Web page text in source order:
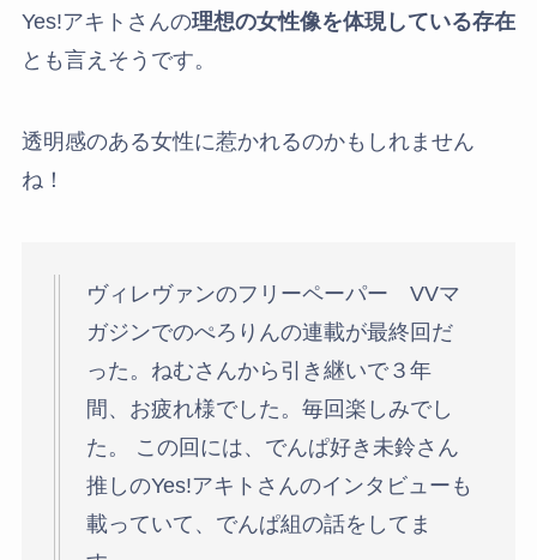
Yes!アキトさんの理想の女性像を体現している存在
とも言えそうです。
透明感のある女性に惹かれるのかもしれません
ね！
ヴィレヴァンのフリーペーパー VVマ
ガジンでのぺろりんの連載が最終回だ
った。ねむさんから引き継いで３年
間、お疲れ様でした。毎回楽しみでし
た。 この回には、でんぱ好き未鈴さん
推しのYes!アキトさんのインタビューも
載っていて、でんぱ組の話をしてま